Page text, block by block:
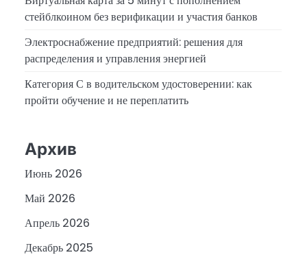
стейблкоином без верификации и участия банков
Электроснабжение предприятий: решения для
распределения и управления энергией
Категория С в водительском удостоверении: как
пройти обучение и не переплатить
Архив
Июнь 2026
Май 2026
Апрель 2026
Декабрь 2025